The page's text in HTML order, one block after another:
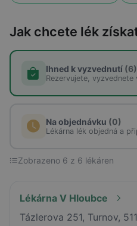
Jak chcete lék
Ihned k vyzvednutí (6)
Rezervujete, vyzvednete
Na objednávku (0)
Lékárna lék objedná a
Zobrazeno 6 z 6 lékáren
Lékárna V Hloubce
Tázlerova 251, Turnov,